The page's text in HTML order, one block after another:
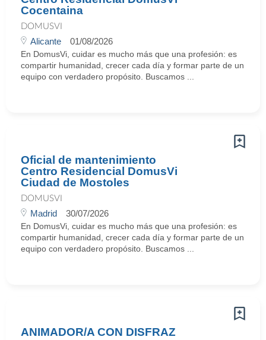
Cocentaina
DOMUSVI
Alicante 01/08/2026
En DomusVi, cuidar es mucho más que una profesión: es
compartir humanidad, crecer cada día y formar parte de un
equipo con verdadero propósito. Buscamos ...
Oficial de mantenimiento
Centro Residencial DomusVi
Ciudad de Mostoles
DOMUSVI
Madrid 30/07/2026
En DomusVi, cuidar es mucho más que una profesión: es
compartir humanidad, crecer cada día y formar parte de un
equipo con verdadero propósito. Buscamos ...
ANIMADOR/A CON DISFRAZ